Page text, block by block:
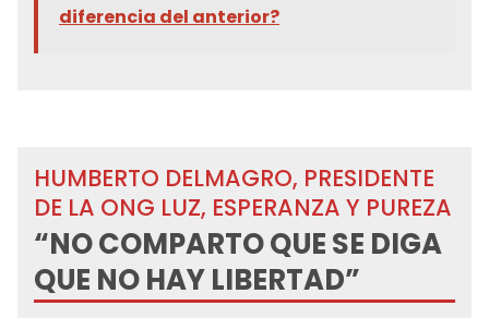
diferencia del anterior?
HUMBERTO DELMAGRO, PRESIDENTE
DE LA ONG LUZ, ESPERANZA Y PUREZA
“NO COMPARTO QUE SE DIGA
QUE NO HAY LIBERTAD”